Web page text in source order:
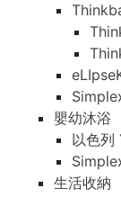
嬰幼沐浴
以色列
生活收納